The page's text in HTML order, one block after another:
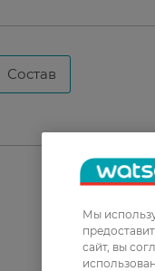
Состав
Мы
сайт, вы